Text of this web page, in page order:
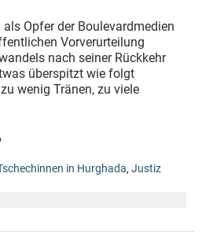
Opfer der Boulevardmedien
Vorverurteilung
nach seiner Rückkehr
überspitzt wie folgt
wenig Tränen, zu viele
in Hurghada, Justiz